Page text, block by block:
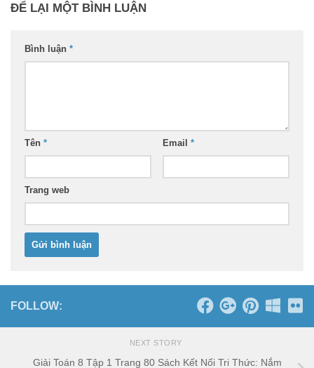
ĐỂ LẠI MỘT BÌNH LUẬN
Bình luận *
Tên * Email *
Trang web
FOLLOW:
NEXT STORY
Giải Toán 8 Tập 1 Trang 80 Sách Kết Nối Tri Thức: Nắm